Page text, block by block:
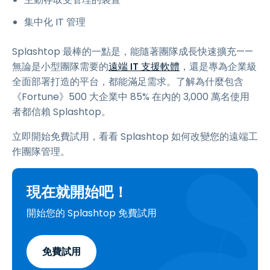
集中化 IT 管理
Splashtop 最棒的一點是，能隨著團隊成長快速擴充——
無論是小型團隊需要的遠端 IT 支援軟體 ，還是專為企業級
全面部署打造的平台，都能滿足需求。了解為什麼包含
《Fortune》500 大企業中 85% 在內的 3,000 萬名使用
者都信賴 Splashtop。
立即開始免費試用，看看 Splashtop 如何改變您的遠端工
作團隊管理。
現在就開始吧！
開始您的 Splashtop 免費試用
免費試用